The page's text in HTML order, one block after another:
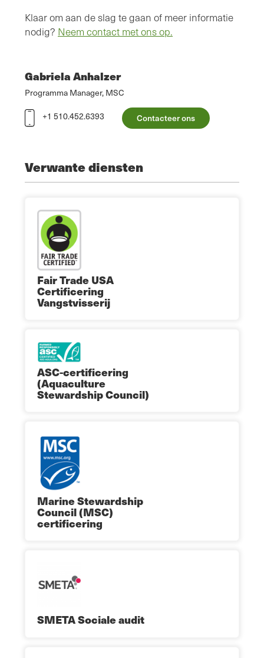
Klaar om aan de slag te gaan of meer informatie
nodig? Neem contact met ons op.
Gabriela Anhalzer
Programma Manager, MSC
+1 510.452.6393
Contacteer ons
Verwante diensten
Fair Trade USA
Certificering
Vangstvisserij
ASC-certificering
(Aquaculture
Stewardship Council)
Marine Stewardship
Council (MSC)
certificering
SMETA Sociale audit